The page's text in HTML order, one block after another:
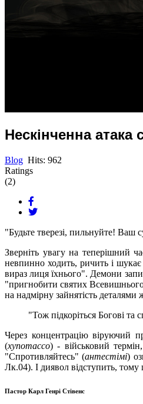
Нескінченна атака
Blog Hits: 962
Ratings
(2)
"Будьте тверезі, пильнуйте!
Зверніть увагу на теперішний
невпинно ходить, ричить і
вираз лиця їхнього". Демони
"пригнобити святих
на надмірну зайнятість
"Тож підкоріться Богові та
Через концентрацію віруючий
(хупотассо) - військовий
"Спротивляйтесь" (антестімі)
Лк.04). І диявол відступить,
Пастор Карл Генрі Стівенс